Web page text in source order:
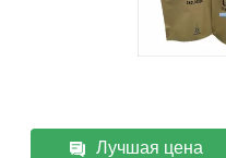
Лучшая цена